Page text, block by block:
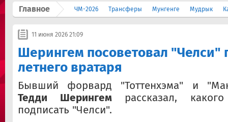
Главное ЧМ-2026 Трансферы Мунгенге Мудрык
11 июня 2026 21:09
Шерингем посоветовал "Челси"
летнего вратаря
Бывший форвард "Тоттенхэма" и
Тедди Шерингемрассказал,
подписать "Челси".